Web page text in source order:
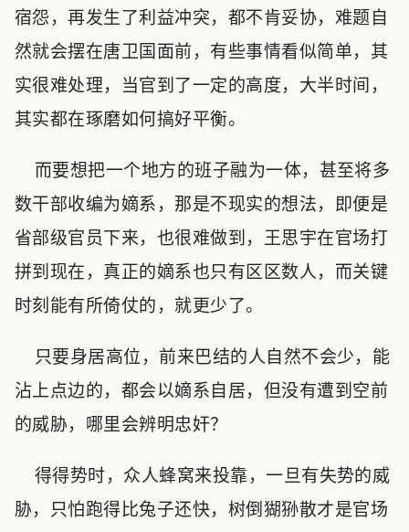
宿怨，再发生了利益冲突，都不肯妥协，难题自
然就会摆在唐卫国面前，有些事情看似简单，其
实很难处理，当官到了一定的高度，大半时间，
其实都在琢磨如何搞好平衡。
而要想把一个地方的班子融为一体，甚至将多
数干部收编为嫡系，那是不现实的想法，即便是
省部级官员下来，也很难做到，王思宇在官场打
拼到现在，真正的嫡系也只有区区数人，而关键
时刻能有所倚仗的，就更少了。
只要身居高位，前来巴结的人自然不会少，能
沾上点边的，都会以嫡系自居，但没有遭到空前
的威胁，哪里会辨明忠奸？
得得势时，众人蜂窝来投靠，一旦有失势的威
胁，只怕跑得比兔子还快，树倒猢狲散才是官场